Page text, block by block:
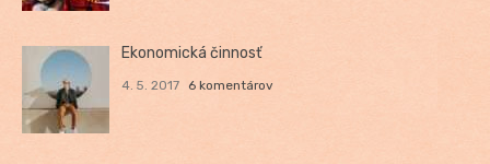
Ekonomická činnosť
4. 5. 2017 6 komentárov